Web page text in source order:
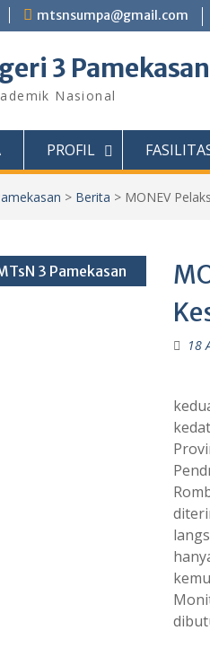
mtsnsumpa@gmail.com
3 Pamekasan
Nasional
PROFIL
> Berita > MONEV
18
3 Pamekasan